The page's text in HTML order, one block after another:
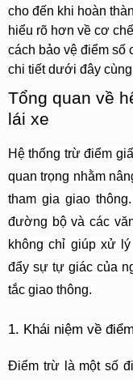
cho đến khi hoàn
hiểu rõ hơn về cơ
cách bảo vệ điểm số
chi tiết dưới đây
Tổng quan về
lái xe
Hệ thống trừ điểm
quan trọng nhằm
tham gia giao
đường bộ và các
không chỉ giúp xử
đẩy sự tự giác của
tắc giao thông.
1. Khái niệm về
Điểm trừ là một số